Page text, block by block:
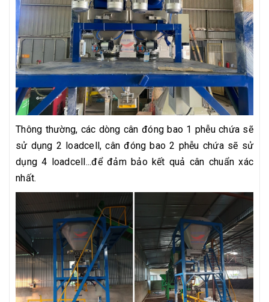
Thông thường, các dòng cân đóng bao 1 phễu chứa sẽ
sử dụng 2 loadcell, cân đóng bao 2 phễu chứa sẽ sử
dụng 4 loadcell...để đảm bảo kết quả cân chuẩn xác
nhất.